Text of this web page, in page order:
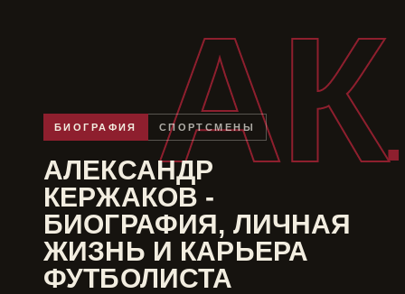
АК
БИОГРАФИЯ СПОРТСМЕНЫ
АЛЕКСАНДР
КЕРЖАКОВ -
БИОГРАФИЯ, ЛИЧНАЯ
ЖИЗНЬ И КАРЬЕРА
ФУТБОЛИСТА